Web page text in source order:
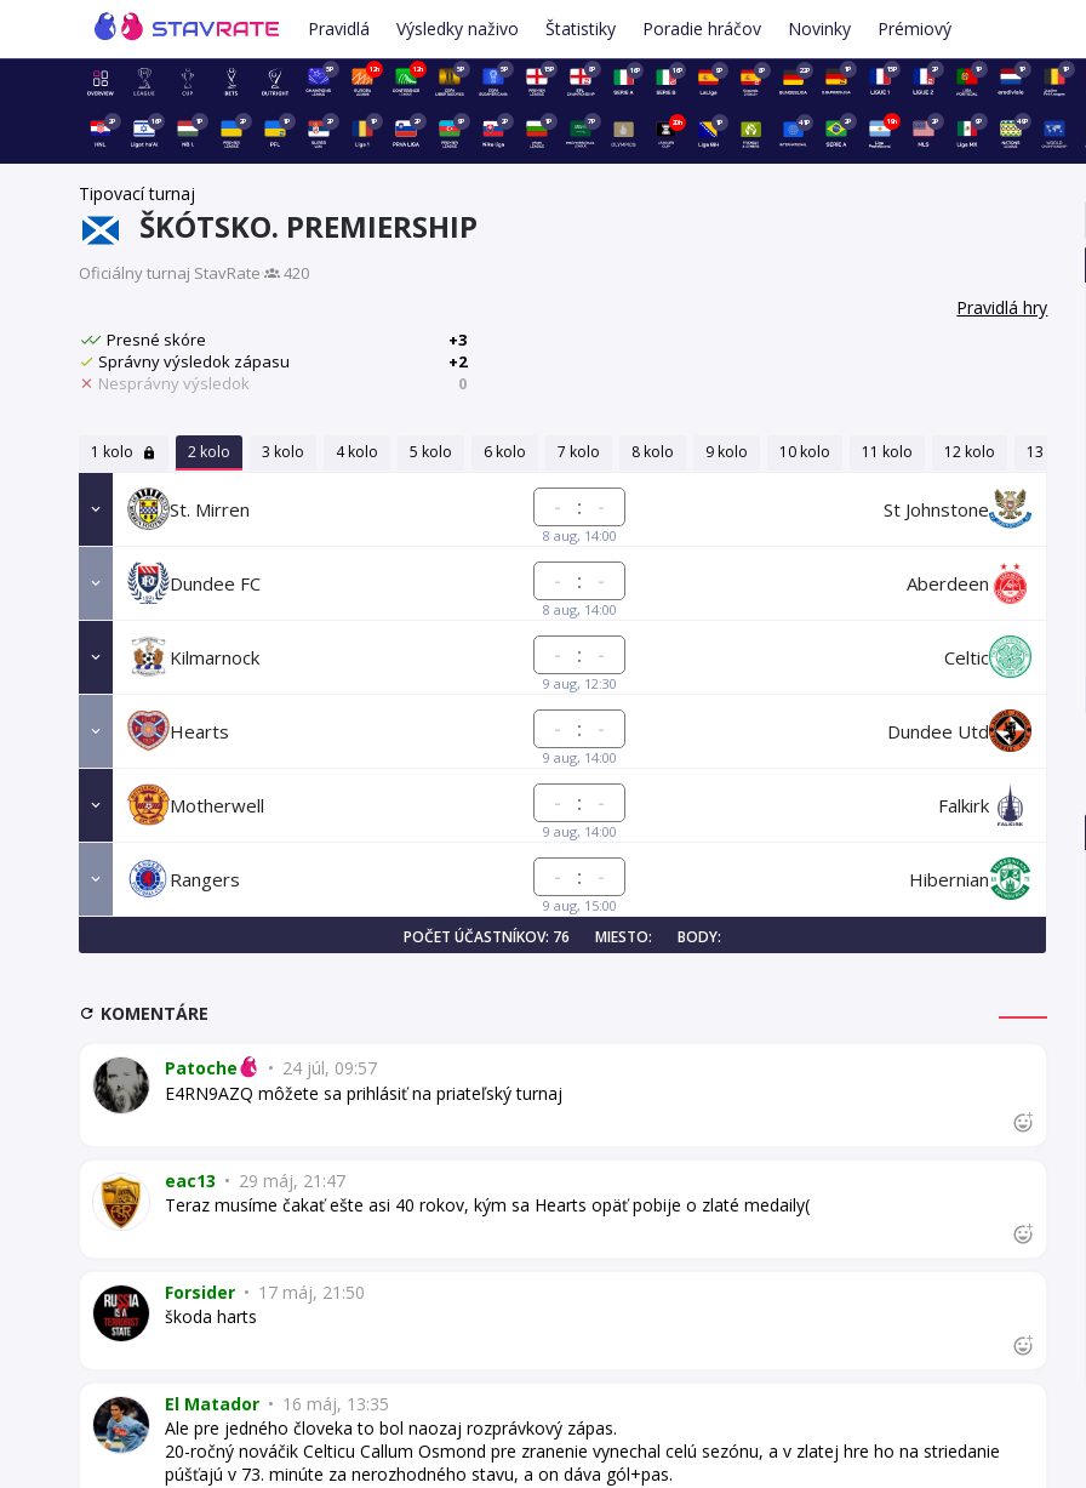
Pravidlá Výsledky naživo Štatistiky Poradie hráčov Novinky Prémiový
5P 12h 12h 5P 5P 15P 8P 16P 16P 9P 8P 22P 1P 15P 2P 1P 1P 1P
2P 16P 1P 2P 1P 2P 1P 2P 9P 2P 1P 7P 20h 1P 41P 2P 19h 2P 9P 49P
Tipovací turnaj
ŠKÓTSKO. PREMIERSHIP
Oficiálny turnaj StavRate· 420
Pravidlá hry
Presné skóre
+3
Správny výsledok zápasu
+2
Nesprávny výsledok
0
1 kolo 2 kolo 3 kolo 4 kolo 5 kolo 6 kolo 7 kolo 8 kolo 9 kolo 10 kolo 11 kolo 12 kolo 13 kolo
St. Mirren :
8 aug, 14:00
St Johnstone
Dundee FC :
8 aug, 14:00
Aberdeen
Kilmarnock :
9 aug, 12:30
Celtic
Hearts :
9 aug, 14:00
Dundee Utd
Motherwell :
9 aug, 14:00
Falkirk
Rangers :
9 aug, 15:00
Hibernian
POČET ÚČASTNÍKOV: 76 MIESTO: BODY:
KOMENTÁRE
Patoche • 24 júl, 09:57
E4RN9AZQ môžete sa prihlásiť na priateľský turnaj
eac13 • 29 máj, 21:47
Teraz musíme čakať ešte asi 40 rokov, kým sa Hearts opäť pobije o zlaté medaily(
Forsider • 17 máj, 21:50
škoda harts
El Matador • 16 máj, 13:35
Ale pre jedného človeka to bol naozaj rozprávkový zápas.
20-ročný nováčik Celticu Callum Osmond pre zranenie vynechal celú sezónu, a v zlatej hre ho na striedanie
púšťajú v 73. minúte za nerozhodného stavu, a on dáva gól+pas.